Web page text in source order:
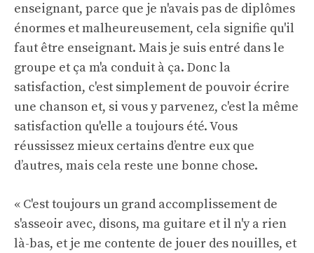
enseignant, parce que je n'avais pas de diplômes
énormes et malheureusement, cela signifie qu'il
faut être enseignant. Mais je suis entré dans le
groupe et ça m'a conduit à ça. Donc la
satisfaction, c'est simplement de pouvoir écrire
une chanson et, si vous y parvenez, c'est la même
satisfaction qu'elle a toujours été. Vous
réussissez mieux certains d’entre eux que
d’autres, mais cela reste une bonne chose.
« C'est toujours un grand accomplissement de
s'asseoir avec, disons, ma guitare et il n'y a rien
là-bas, et je me contente de jouer des nouilles, et